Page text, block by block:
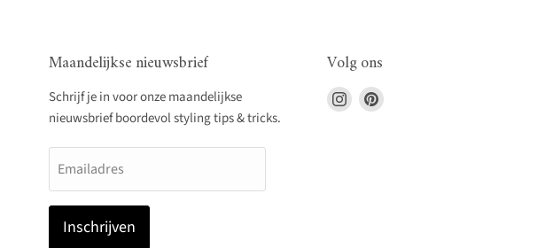
Maandelijkse nieuwsbrief
Schrijf je in voor onze maandelijkse
nieuwsbrief boordevol styling tips & tricks.
Emailadres
Inschrijven
Volg ons
Vind
ons
Vind